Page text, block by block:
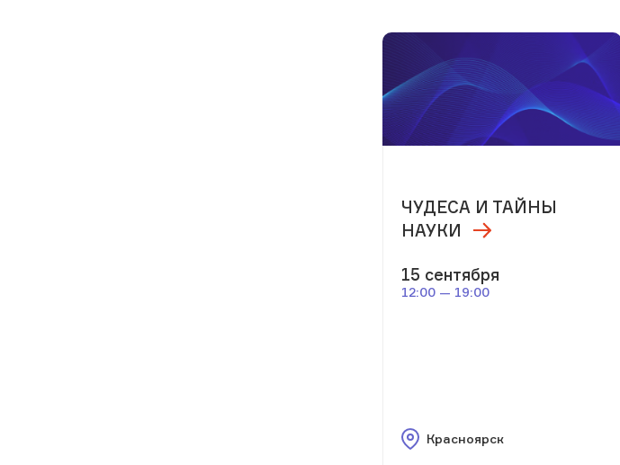
ЧУДЕСА И ТАЙНЫ
НАУКИ
15 сентября
12:00 — 19:00
Красноярск